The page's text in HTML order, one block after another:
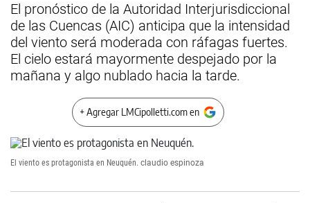
El pronóstico de la Autoridad Interjurisdiccional
de las Cuencas (AIC) anticipa que la intensidad
del viento será moderada con ráfagas fuertes.
El cielo estará mayormente despejado por la
mañana y algo nublado hacia la tarde.
+ Agregar LMCipolletti.com en
El viento es protagonista en Neuquén. claudio espinoza